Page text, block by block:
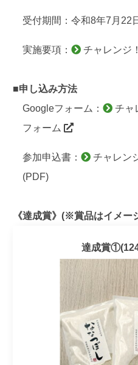
受付期間：令和8年7月22
実施要項： チャレンジ
■申し込み方法
Googleフォーム：
チャ
フォーム
参加申込書：
チャレン
(PDF)
《達成賞》(※賞品はイメー
達成賞